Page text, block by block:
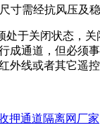
寸需经抗风压及
于关闭状态，
成通道，但必须
外线或者其它遥
押通道隔离网厂家